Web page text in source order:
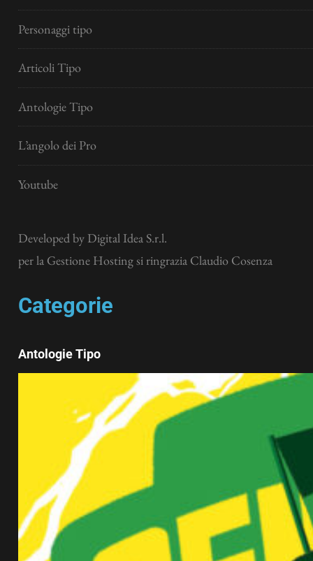
Personaggi tipo
Articoli Tipo
Antologie Tipo
L’angolo dei Pro
Youtube
Developed by Digital Idea S.r.l.
per la Gestione Hosting si ringrazia Claudio Cosenza
Categorie
Antologie Tipo